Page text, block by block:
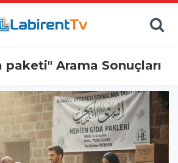
paketi" Arama Sonuçları